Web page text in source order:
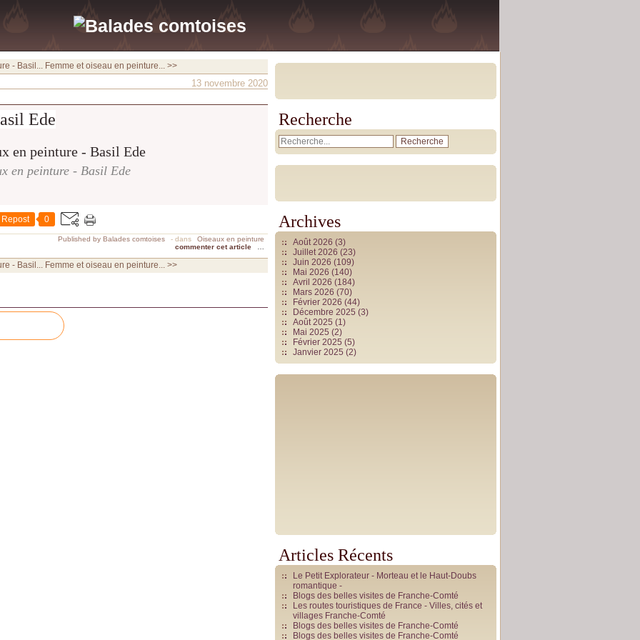
- Basil... Femme et oiseau en peinture... >>
13 novembre 2020
Ede
en peinture - Basil Ede
Repost 0
Published by Balades comtoises - dans
Oiseaux en peinture
commenter cet article
- Basil... Femme et oiseau en peinture... >>
Recherche
Archives
Août 2026 (3)
Juillet 2026 (23)
Juin 2026 (109)
Mai 2026 (140)
Avril 2026 (184)
Mars 2026 (70)
Février 2026 (44)
Décembre 2025 (3)
Août 2025 (1)
Mai 2025 (2)
Février 2025 (5)
Janvier 2025 (2)
Articles Récents
Le Petit Explorateur - Morteau et le Haut-Doubs
romantique -
Blogs des belles visites de Franche-Comté
Les routes touristiques de France - Villes, cités et
villages Franche-Comté
Blogs des belles visites de Franche-Comté
Blogs des belles visites de Franche-Comté